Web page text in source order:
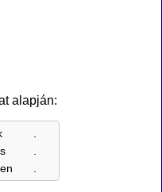
alapján: